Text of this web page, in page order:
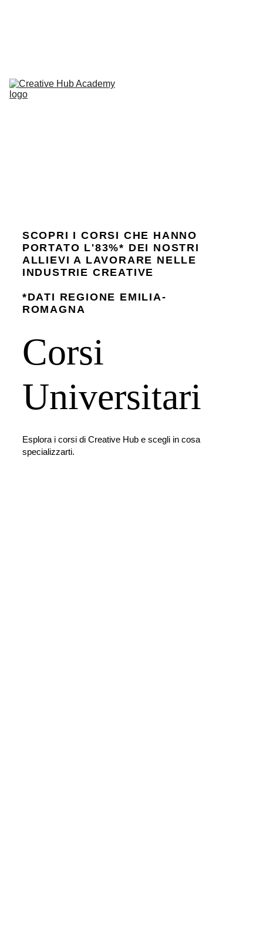
SCOPRI I CORSI CHE HANNO
PORTATO L'83%* DEI NOSTRI
ALLIEVI A LAVORARE NELLE
INDUSTRIE CREATIVE
*DATI REGIONE EMILIA-
ROMAGNA
Corsi
Universitari
Esplora i corsi di Creative Hub e scegli in cosa
specializzarti.